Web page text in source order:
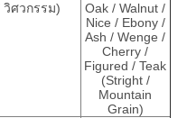
ศวกรรม)
Oak / Walnut /
Nice / Ebony /
Ash / Wenge /
Cherry /
Figured / Teak
(Stright /
Mountain
Grain)